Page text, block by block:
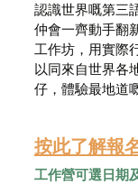
認識世界嘅第三
仲會一齊動手翻
工作坊，用實際
以同來自世界各
仔，體驗最地道
按此了解報
工作營可選日期